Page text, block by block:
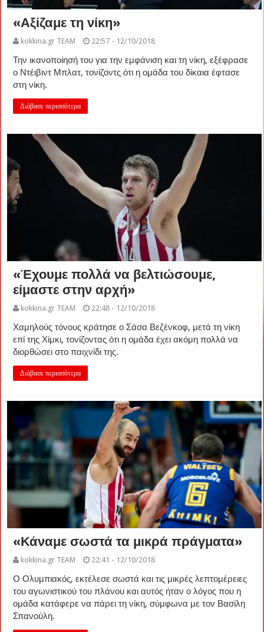
«Αξίζαμε τη νίκη»
kokkina.gr TEAM 22:57 - 12/10/2018
Την ικανοποίησή του για την εμφάνιση και τη νίκη, εξέφρασε
ο Ντέιβιντ Μπλατ, τονίζοντς ότι η ομάδα του δίκαια έφτασε
στη νίκη.
Διάβασε περισσότερα
«Έχουμε πολλά να βελτιώσουμε,
είμαστε στην αρχή»
kokkina.gr TEAM 22:48 - 12/10/2018
Χαμηλούς τόνους κράτησε ο Σάσα Βεζένκοφ, μετά τη νίκη
επί της Χίμκι, τονίζοντας ότι η ομάδα έχει ακόμη πολλά να
διορθώσει στο παιχνίδι της.
Διάβασε περισσότερα
«Κάναμε σωστά τα μικρά πράγματα»
kokkina.gr TEAM 22:41 - 12/10/2018
Ο Ολυμπιακός, εκτέλεσε σωστά και τις μικρές λεπτομέρειες
του αγωνιστικού του πλάνου και αυτός ήταν ο λόγος που η
ομάδα κατάφερε να πάρει τη νίκη, σύμφωνα με τον Βασίλη
Σπανούλη.